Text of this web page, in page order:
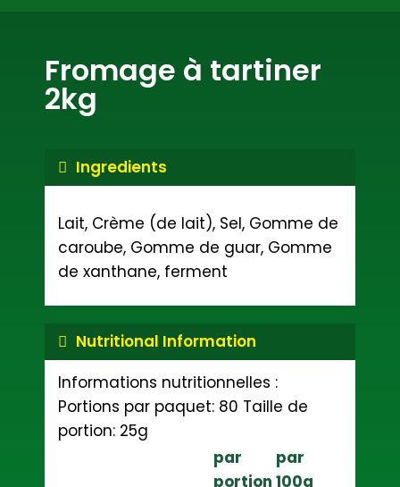
Fromage à tartiner
2kg
Ingredients
Lait, Crème (de lait), Sel, Gomme de
caroube, Gomme de guar, Gomme
de xanthane, ferment
Nutritional Information
Informations nutritionnelles :
Portions par paquet: 80 Taille de
portion: 25g
par
portion
par
100g